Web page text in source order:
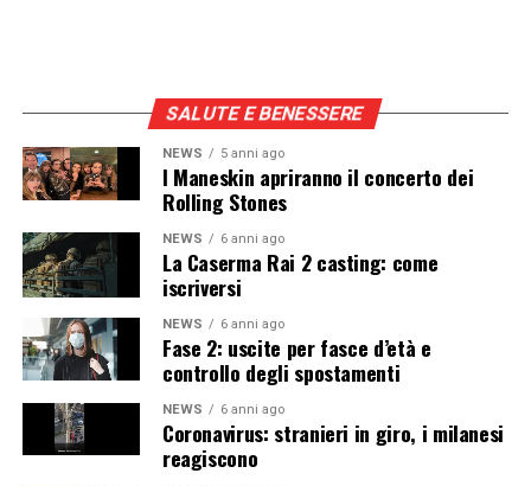
SALUTE E BENESSERE
NEWS 5 anni ago
I Maneskin apriranno il concerto dei
Rolling Stones
NEWS 6 anni ago
La Caserma Rai 2 casting: come
iscriversi
NEWS 6 anni ago
Fase 2: uscite per fasce d’età e
controllo degli spostamenti
NEWS 6 anni ago
Coronavirus: stranieri in giro, i milanesi
reagiscono